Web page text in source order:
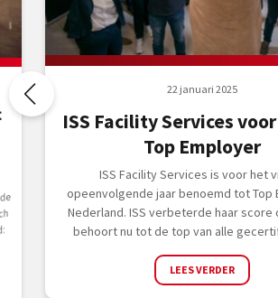
22 januari 2025
ISS Facility Services
Top Employer
ISS Facility Services is voor het
opeenvolgende jaar benoemd tot Top
Nederland. ISS verbeterde haar score
behoort nu tot de top van alle
LEES VERDER